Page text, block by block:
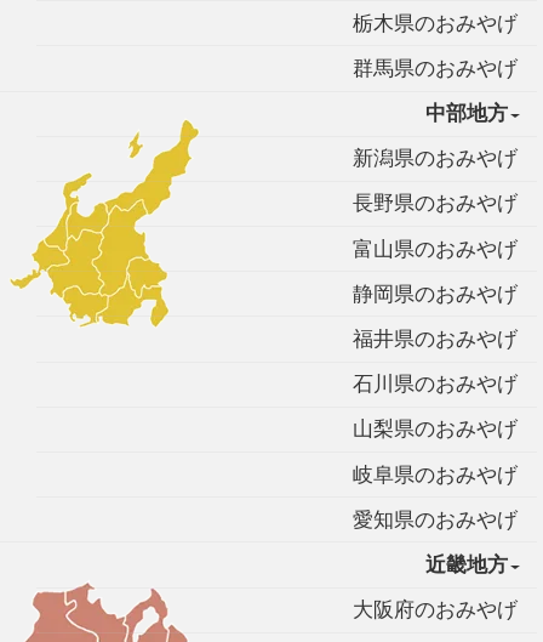
栃木県のおみやげ
群馬県のおみやげ
中部地方
新潟県のおみやげ
長野県のおみやげ
富山県のおみやげ
静岡県のおみやげ
福井県のおみやげ
石川県のおみやげ
山梨県のおみやげ
岐阜県のおみやげ
愛知県のおみやげ
近畿地方
大阪府のおみやげ